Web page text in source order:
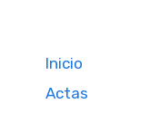
Inicio
Actas